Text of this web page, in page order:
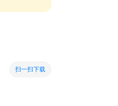
扫一扫下载